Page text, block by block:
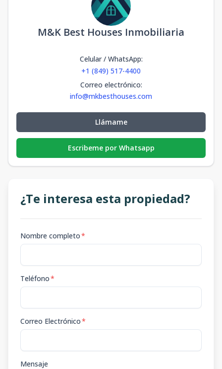
M&K Best Houses Inmobiliaria
Celular / WhatsApp:
+1 (849) 517-4400
Correo electrónico:
info@mkbesthouses.com
Llámame
Escribeme por Whatsapp
¿Te interesa esta propiedad?
Nombre completo*
Teléfono*
Correo Electrónico*
Mensaje